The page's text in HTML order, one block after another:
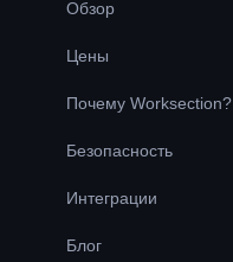
Обзор
Цены
Почему Worksection?
Безопасность
Интеграции
Блог